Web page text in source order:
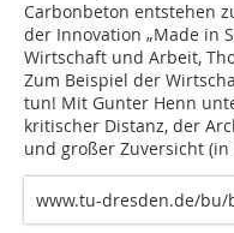
Carbonbeton entstehen
der Innovation „Made in
Wirtschaft und Arbeit,
Zum Beispiel der
tun! Mit Gunter Henn
kritischer Distanz, der
und großer Zuversicht (in
www.tu-dresden.de/